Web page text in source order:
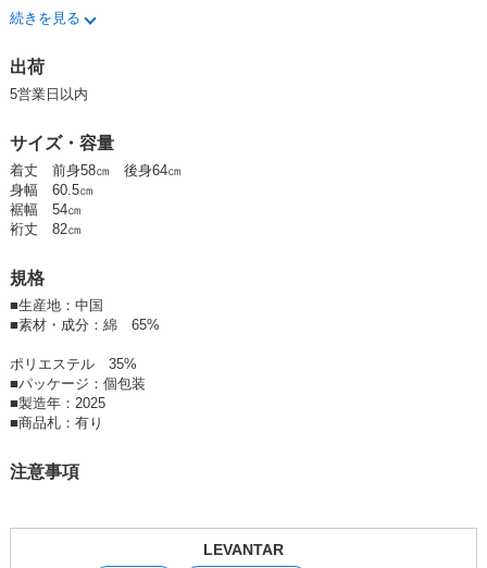
さっと羽織るだけでこなれ感を演出します。
着るだけでスタイルアップを叶える細見えシルエット。
さりげないステッチデザインが、
カジュアルな中に洗練されたアクセントをプラス。
まるでシャツのような軽やかさで、
▼デザインポイント
細見えシルエット:
だけます。
身体のラインをきれいに見せ、女性らしい華奢な印象を演出します。
超軽量デニム素材:
超軽量で、まるで何も着ていないかのような快適な着心地です。
腕まくりもしやすく、快適な着こなしが楽しめます。
続きを見る
出荷
5営業日以内
サイズ・容量
着丈 前身58㎝ 後身64㎝
身幅 60.5㎝
裾幅 54㎝
裄丈 82㎝
規格
■生産地：中国
■素材・成分：綿 65%
ポリエステル 35%
■パッケージ：個包装
■製造年：2025
■商品札：有り
注意事項
LEVANTAR